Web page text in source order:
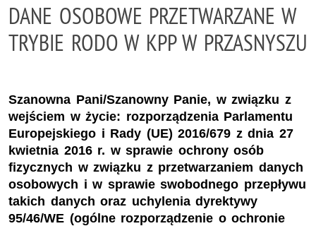
DANE OSOBOWE PRZETWARZANE W
TRYBIE RODO W KPP W PRZASNYSZU
Szanowna Pani/Szanowny Panie, w związku z
wejściem w życie: rozporządzenia Parlamentu
Europejskiego i Rady (UE) 2016/679 z dnia 27
kwietnia 2016 r. w sprawie ochrony osób
fizycznych w związku z przetwarzaniem danych
osobowych i w sprawie swobodnego przepływu
takich danych oraz uchylenia dyrektywy
95/46/WE (ogólne rozporządzenie o ochronie